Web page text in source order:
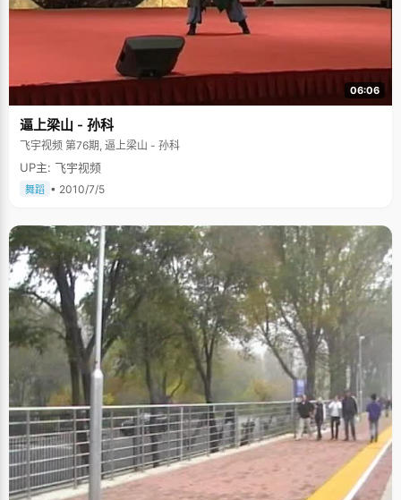
06:06
逼上梁山 - 孙科
飞宇视频 第76期, 逼上梁山 - 孙科
UP主: 飞宇视频
舞蹈 • 2010/7/5